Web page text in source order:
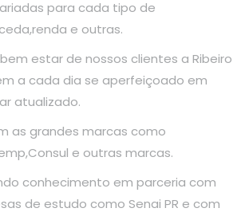
para cada tipo de
e outras.
estar de nossos clientes a Ribeiro
a cada dia se aperfeiçoado em
atualizado.
as grandes marcas como
e outras marcas.
conhecimento em parceria com
de estudo como Senai PR e com